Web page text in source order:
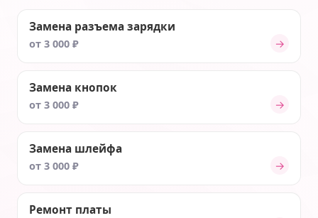
Замена разъема зарядки
от 3 000 ₽ →
Замена кнопок
от 3 000 ₽ →
Замена шлейфа
от 3 000 ₽ →
Ремонт платы